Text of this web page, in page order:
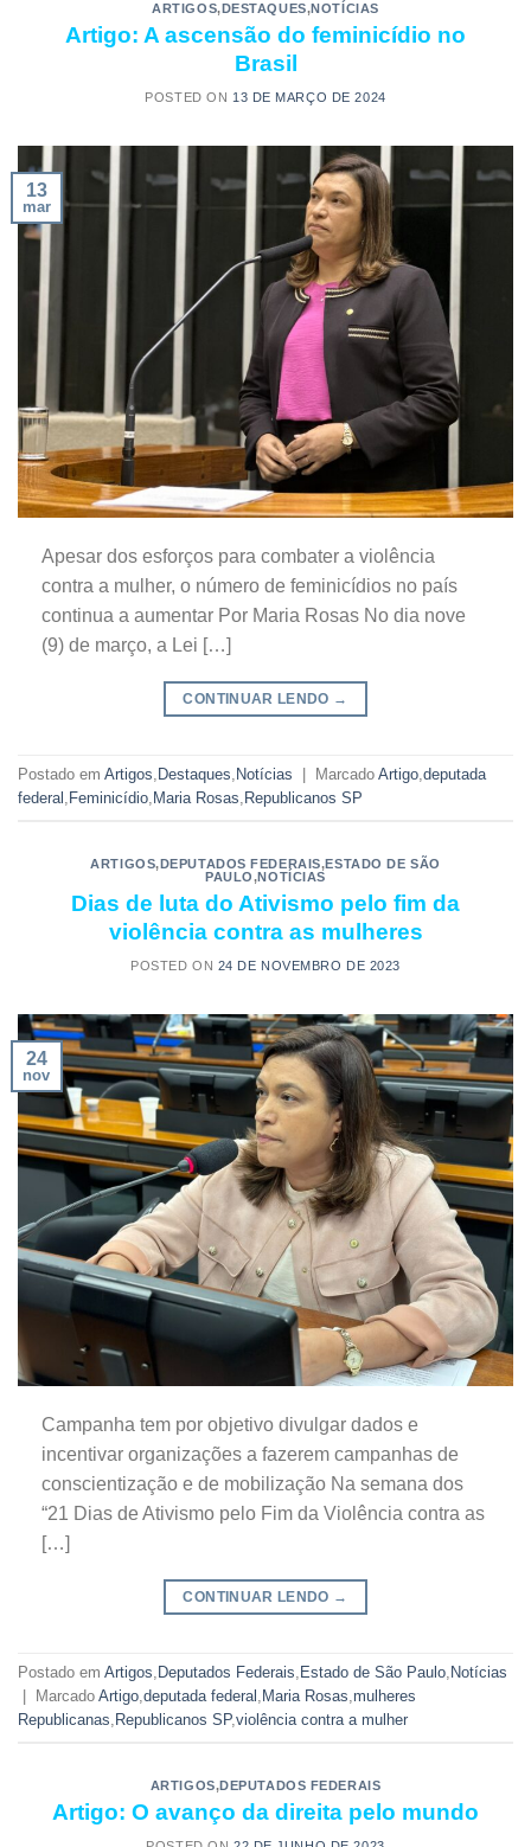
ARTIGOS,DESTAQUES,NOTÍCIAS
Artigo: A ascensão do feminicídio no
Brasil
POSTED ON 13 DE MARÇO DE 2024
13
mar
Apesar dos esforços para combater a violência
contra a mulher, o número de feminicídios no país
continua a aumentar Por Maria Rosas No dia nove
(9) de março, a Lei […]
CONTINUAR LENDO →
Postado em Artigos, Destaques, Notícias Marcado Artigo,deputada
federal , Feminicídio, Maria Rosas, Republicanos SP
ARTIGOS,DEPUTADOS FEDERAIS,ESTADO DE SÃO
PAULO,NOTÍCIAS
Dias de luta do Ativismo pelo fim da
violência contra as mulheres
POSTED ON 24 DE NOVEMBRO DE 2023
24
nov
Campanha tem por objetivo divulgar dados e
incentivar organizações a fazerem campanhas de
conscientização e de mobilização Na semana dos
“21 Dias de Ativismo pelo Fim da Violência contra as
[…]
CONTINUAR LENDO →
Postado em Artigos Deputados Federais Estado de São Paulo Notícias
Marcado Artigo deputada federal Maria Rosas mulheres
Republicanas Republicanos SP, violência contra a mulher
ARTIGOS,DEPUTADOS FEDERAIS
Artigo: O avanço da direita pelo mundo